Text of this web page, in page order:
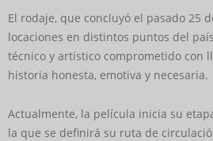
El rodaje, que concluyó el pasado 25
locaciones en distintos puntos del
técnico y artístico comprometido con
historia honesta, emotiva y necesaria.
Actualmente, la película inicia su
la que se definirá su ruta de